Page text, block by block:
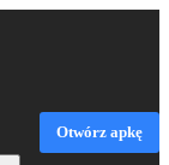
Otwórz apkę